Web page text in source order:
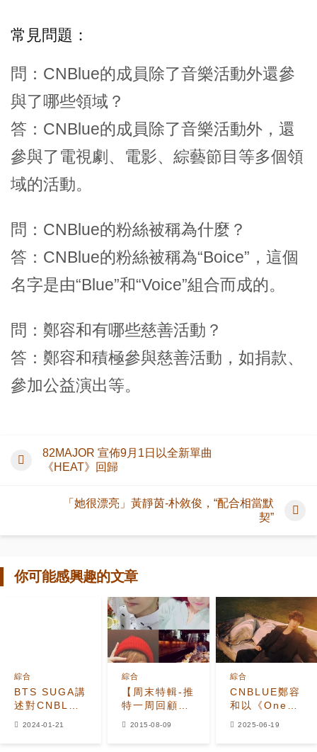
常見問題：
問：CNBlue的成員除了音樂活動外還參
與了哪些領域？
答：CNBlue的成員除了音樂活動外，還
參與了電視劇、電影、綜藝節目等多個領
域的活動。
問：CNBlue的粉絲被稱為什麼？
答：CNBlue的粉絲被稱為“Boice”，這個
名字是由“Blue”和“Voice”組合而成的。
問：鄭容和有哪些慈善活動？
答：鄭容和積極參與慈善活動，如捐款、
參加公益演出等。
82MAJOR 宣佈9月1日以全新單曲
《HEAT》回歸
「她很漂亮」黃靜茵-朴敘俊，“配合相當默
契”
你可能感興趣的文章
BTS SUGA講
述對CNBLUE
綜合
2024-01-21
【周末特輯-推
特一周回顧】
綜合
2015-08-09
CNBLUE鄭容
和以《One
綜合
2025-06-19